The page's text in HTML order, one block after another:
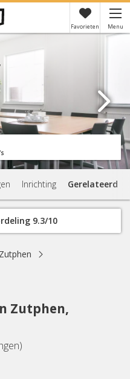
Favorieten Menu
Inrichting Gerelateerd
9.3/10
Zutphen
Zutphen,